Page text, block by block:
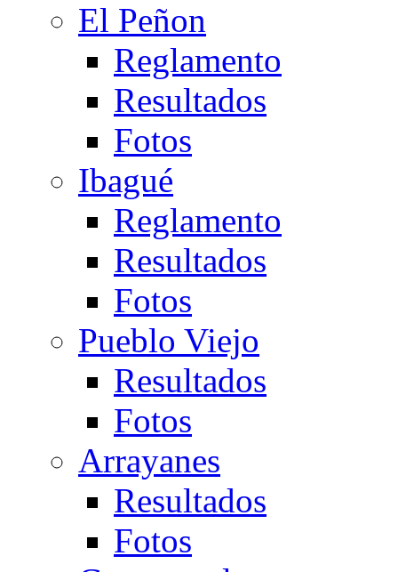
El Peñon
Reglamento
Resultados
Fotos
Ibagué
Reglamento
Resultados
Fotos
Pueblo Viejo
Resultados
Fotos
Arrayanes
Resultados
Fotos